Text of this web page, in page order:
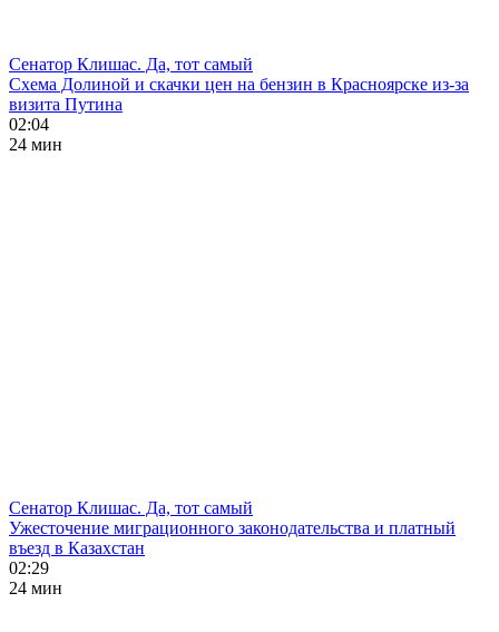
Сенатор Клишас. Да, тот самый
Схема Долиной и скачки цен на бензин в Красноярске из-за
визита Путина
02:04
24 мин
Сенатор Клишас. Да, тот самый
Ужесточение миграционного законодательства и платный
въезд в Казахстан
02:29
24 мин